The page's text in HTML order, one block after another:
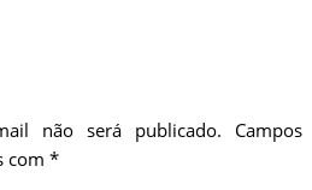
não será publicado.
Campos
com *